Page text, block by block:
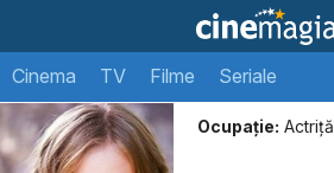
Cinema TV Filme Seriale
Ocupație: Actriţă